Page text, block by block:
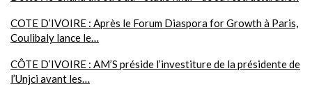
COTE D’IVOIRE : Après le Forum Diaspora for Growth à Paris,
Coulibaly lance le…
CÔTE D’IVOIRE : AM’S préside l’investiture de la présidente de
l’Unjci avant les…